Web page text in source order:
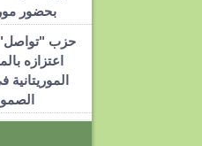
بحضور
حزب "تواصل"
اعتزازه
الموريتانية